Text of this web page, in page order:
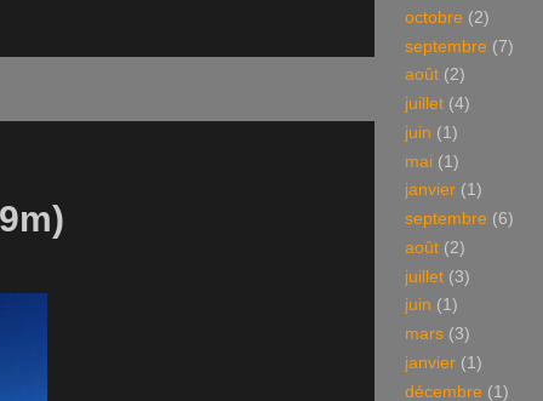
octobre (2)
septembre (7)
août (2)
juillet (4)
juin (1)
mai (1)
janvier (1)
septembre (6)
août (2)
juillet (3)
juin (1)
mars (3)
janvier (1)
décembre (1)